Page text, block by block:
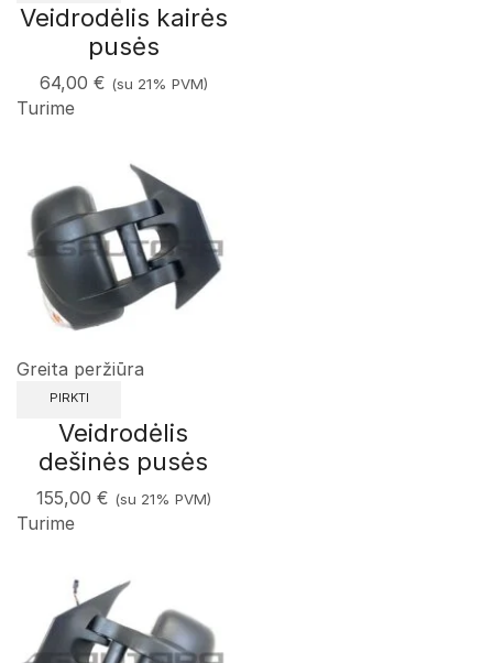
Veidrodėlis kairės
pusės
64,00 € (su 21% PVM)
Turime
Greita peržiūra
PIRKTI
Veidrodėlis
dešinės pusės
155,00 € (su 21% PVM)
Turime